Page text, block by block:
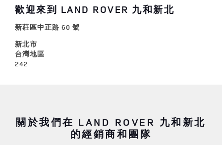
歡迎來到 LAND ROVER 九和新北
新莊區中正路 60 號
新北市
台灣地區
242
關於我們在 LAND ROVER 九和新北
的經銷商和團隊